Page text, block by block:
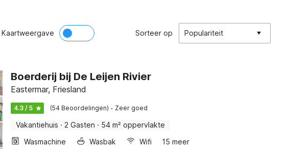
Kaartweergave Sorteer op Populariteit
Boerderij bij De Leijen Rivier
Eastermar, Friesland
4.3 / 5 (54 Beoordelingen) · Zeer goed
Vakantiehuis · 2 Gasten · 54 m² oppervlakte
Wasmachine
Wasbak Wifi
15 meer